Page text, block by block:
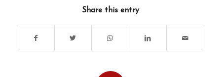
Share this entry